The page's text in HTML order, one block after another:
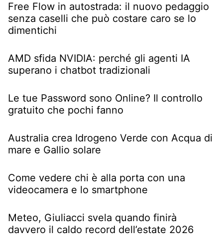
Free Flow in autostrada: il nuovo pedaggio
senza caselli che può costare caro se lo
dimentichi
AMD sfida NVIDIA: perché gli agenti IA
superano i chatbot tradizionali
Le tue Password sono Online? Il controllo
gratuito che pochi fanno
Australia crea Idrogeno Verde con Acqua di
mare e Gallio solare
Come vedere chi è alla porta con una
videocamera e lo smartphone
Meteo, Giuliacci svela quando finirà
davvero il caldo record dell’estate 2026